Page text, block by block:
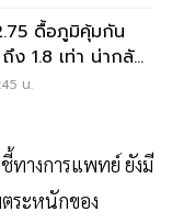
ดื้อภูมิคุ้มกัน
ง 1.8 เท่า น่ากลัว
น.
ทางการแพทย์ ยังมี
ระหนักของ